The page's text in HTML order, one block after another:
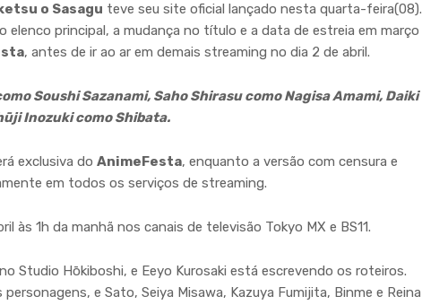
o Sasagu teve seu site oficial lançado nesta quarta-feira(08).
elenco principal, a mudança no título e a data de estreia em março
, antes de ir ao ar em demais streaming no dia 2 de abril.
Soushi Sazanami, Saho Shirasu como Nagisa Amami, Daiki
Inozuki como Shibata.
exclusiva do AnimeFesta, enquanto a versão com censura e
em todos os serviços de streaming.
às 1h da manhã nos canais de televisão Tokyo MX e BS11.
Studio Hōkiboshi, e Eeyo Kurosaki está escrevendo os roteiros.
e Sato, Seiya Misawa, Kazuya Fumijita, Binme e Reina